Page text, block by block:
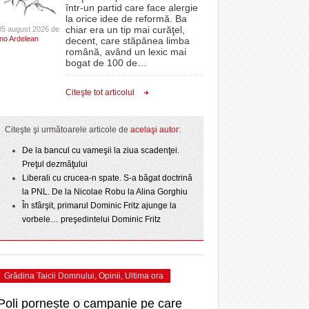
- 3 August 2026
cu o victorie
- 25 July 2026
La Muzeul Apei are loc expoziția „Sub semnul
curgerii. Între transparență și permanență” -
- 3 August 2026
View all
proiectelor derulate de instituție din fonduri
europene/FOTO
ANAF oferă persoanelor fizice posibilitatea să
beneficieze de Declarația Unică 212
2025
CLIPURI VIDEO
JOCURI ONLINE
DIVERSE
FARMACII DIN
GRĂDINIŢE DIN TIMIŞ
PRIMĂRIILE DIN TIMIŞ
SFATUL MEDICULUI
SFATURI JURIDICE
august 2026 de
Ardelean
într-un partid care face alergie
la orice idee de reformă. Ba
chiar era un tip mai curăţel,
decent, care stăpânea limba
română, având un lexic mai
bogat de 100 de
Citeşte tot articolul
Citeşte şi următoarele articole de acelaşi autor:
De la bancul cu vameşii la ziua scadenţei.
Preţul dezmăţului
Liberali cu crucea-n spate. S-a băgat doctrină
la PNL. De la Nicolae Robu la Alina Gorghiu
În sfârşit, primarul Dominic Fritz ajunge la
vorbele… preşedintelui Dominic Fritz
Grădina Taicii Domnului, Opinii, Ultima ora
pornește o campanie pe care